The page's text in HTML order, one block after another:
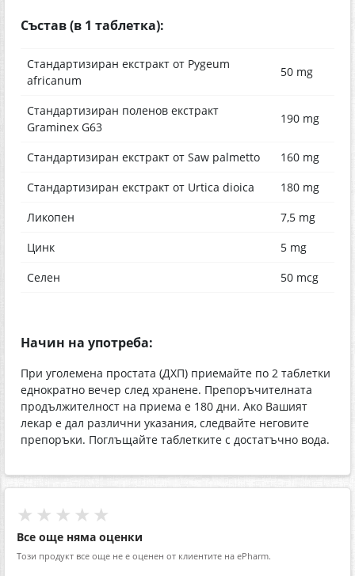
Състав (в 1 таблетка):
Стандартизиран екстракт от Pygeum
africanum
50 mg
Стандартизиран поленов екстракт
Graminex G63
190 mg
Стандартизиран екстракт от Saw palmetto
160 mg
Стандартизиран екстракт от Urtica dioica
180 mg
Ликопен
7,5 mg
Цинк
5 mg
Селен
50 mcg
Начин на употреба:
При уголемена простата (ДХП) приемайте по 2 таблетки
еднократно вечер след хранене. Препоръчителната
продължителност на приема е 180 дни. Ако Вашият
лекар е дал различни указания, следвайте неговите
препоръки. Поглъщайте таблетките с достатъчно вода.
★★★★★
Все още няма оценки
Този продукт все още не е оценен от клиентите на ePharm.